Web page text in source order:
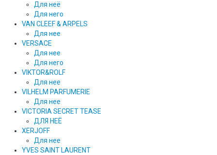
Для неё
Для него
VAN CLEEF & ARPELS
Для нее
VERSACE
Для нее
Для него
VIKTOR&ROLF
Для нее
VILHELM PARFUMERIE
Для нее
VICTORIA SECRET TEASE
ДЛЯ НЕЁ
XERJOFF
Для нее
YVES SAINT LAURENT